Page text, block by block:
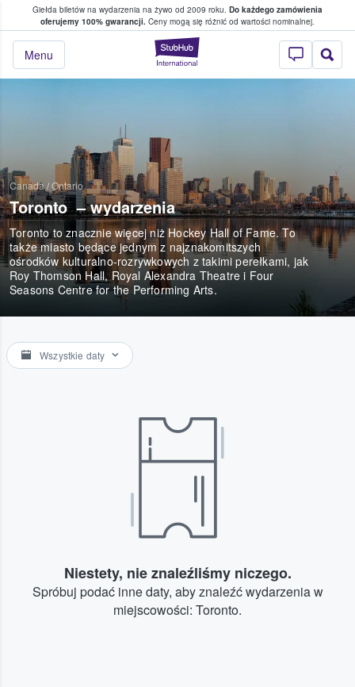
Giełda biletów na wydarzenia na żywo od 2009 roku. Do każdego zamówienia
oferujemy 100% gwarancji. Ceny mogą się różnić od wartości nominalnej.
StubHub —
Menu
w którym fani i kibice kupują i
Canada/Ontario
Toronto – wydarzenia
Toronto to znacznie więcej niż Hockey Hall of Fame. To
także miasto będące jednym z najznakomitszych
ośrodków kulturalno-rozrywkowych z takimi perełkami, jak
Roy Thomson Hall, Royal Alexandra Theatre i Four
Seasons Centre for the Performing Arts.
Wszystkie daty
Niestety, nie znaleźliśmy niczego.
Spróbuj podać inne daty, aby znaleźć wydarzenia w
miejscowości: Toronto.